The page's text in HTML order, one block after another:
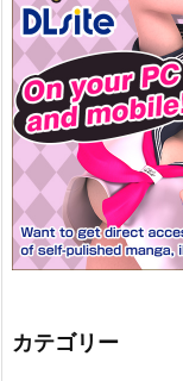
カテゴリー